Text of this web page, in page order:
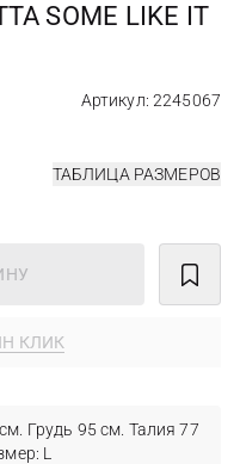
SOME LIKE IT
Артикул: 2245067
ТАБЛИЦА РАЗМЕРОВ
КЛИК
Грудь 95 см. Талия 77
L